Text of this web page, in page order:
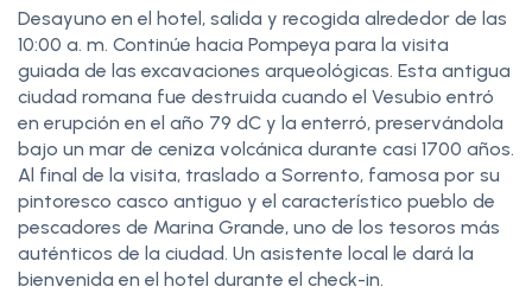
Desayuno en el hotel, salida y recogida alrededor de las
10:00 a. m. Continúe hacia Pompeya para la visita
guiada de las excavaciones arqueológicas. Esta antigua
ciudad romana fue destruida cuando el Vesubio entró
en erupción en el año 79 dC y la enterró, preservándola
bajo un mar de ceniza volcánica durante casi 1700 años.
Al final de la visita, traslado a Sorrento, famosa por su
pintoresco casco antiguo y el característico pueblo de
pescadores de Marina Grande, uno de los tesoros más
auténticos de la ciudad. Un asistente local le dará la
bienvenida en el hotel durante el check-in.